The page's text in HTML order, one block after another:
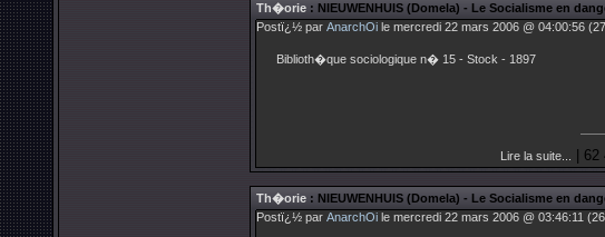
Th�orie: NIEUWENHUIS (Domela) - Le Socialisme en
Postï¿½ par AnarchOile mercredi 22 mars 2006 @ 04:00:56
Biblioth�que sociologique n� 15 - Stock - 1897
Lire la suite... |
Th�orie: NIEUWENHUIS (Domela) - Le Socialisme en
Postï¿½ par AnarchOile mercredi 22 mars 2006 @ 03:46:11